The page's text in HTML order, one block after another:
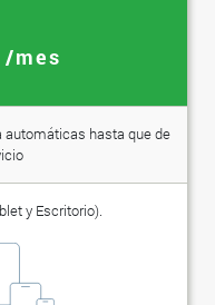
/mes
hasta que de
y Escritorio).